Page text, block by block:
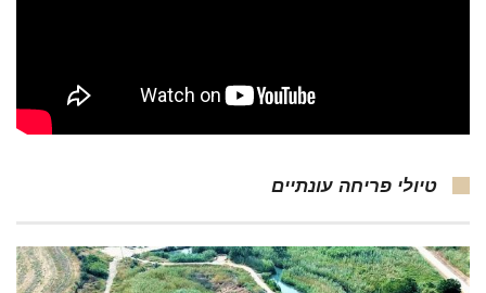
טיולי פריחה עונתיים